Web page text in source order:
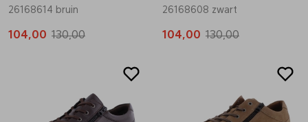
26168614 bruin
104,00 130,00
26168608 zwart
104,00 130,00